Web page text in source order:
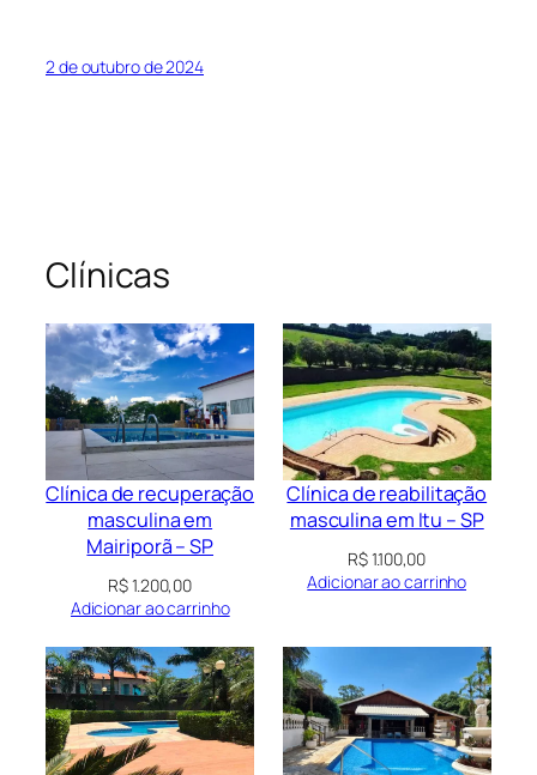
2 de outubro de 2024
Clínicas
Clínica de recuperação
masculina em
Mairiporã – SP
R$1.200,00
Adicionar ao carrinho
Clínica de reabilitação
masculina em Itu – SP
R$1.100,00
Adicionar ao carrinho